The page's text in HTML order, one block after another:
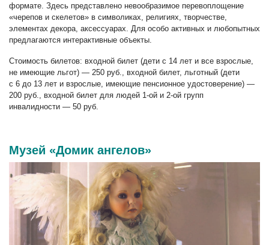
формате. Здесь представлено невообразимое перевоплощение
«черепов и скелетов» в символиках, религиях, творчестве,
элементах декора, аксессуарах. Для особо активных и любопытных
предлагаются интерактивные объекты.
Стоимость билетов: входной билет (дети с 14 лет и все взрослые,
не имеющие льгот) — 250 руб., входной билет, льготный (дети
с 6 до 13 лет и взрослые, имеющие пенсионное удостоверение) —
200 руб., входной билет для людей 1-ой и 2-ой групп
инвалидности — 50 руб.
Музей «Домик ангелов»